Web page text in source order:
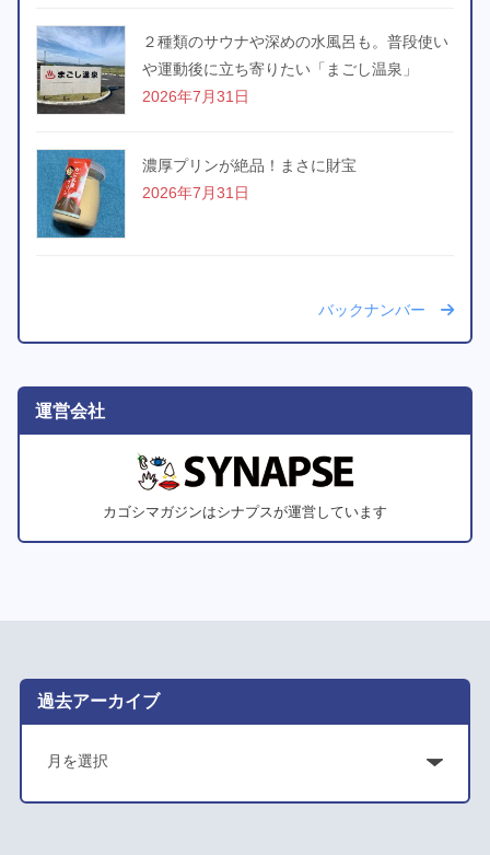
２種類のサウナや深めの水風呂も。普段使い
や運動後に立ち寄りたい「まごし温泉」
2026年7月31日
濃厚プリンが絶品！まさに財宝
2026年7月31日
バックナンバー
運営会社
カゴシマガジンはシナプスが運営しています
過去アーカイブ
ア
カ